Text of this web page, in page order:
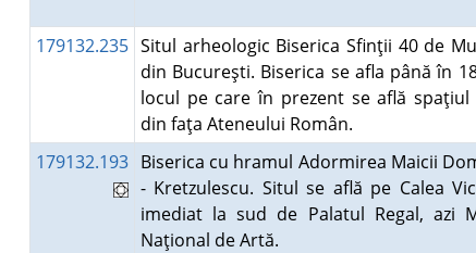
179132.235 Situl arheologic Biserica Sfinţii 40 de
din Bucureşti. Biserica se afla până în
locul pe care în prezent se află spaţiul
din faţa Ateneului Român.
179132.193 Biserica cu hramul Adormirea Maicii
- Kretzulescu. Situl se află pe Calea
imediat la sud de Palatul Regal, azi
Naţional de Artă.